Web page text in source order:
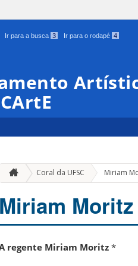
Ir para a busca 3 Ir para o rodapé 4
Coral da UFSC Miriam
Miriam Moritz
regente Miriam Moritz *